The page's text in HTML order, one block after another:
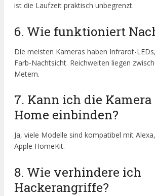
ist die Laufzeit praktisch unbegrenzt.
6. Wie funktioniert
Die meisten Kameras haben Infrarot-
Farb-Nachtsicht. Reichweiten liegen
Metern.
7. Kann ich die
Home einbinden?
Ja, viele Modelle sind kompatibel mit
Apple HomeKit.
8. Wie verhindere ich
Hackerangriffe?